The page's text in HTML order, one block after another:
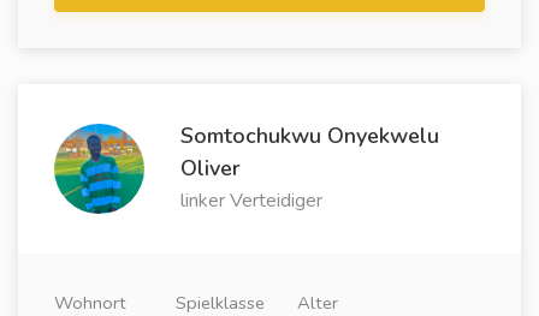
Somtochukwu Onyekwelu
Oliver
linker Verteidiger
Wohnort
Spielklasse
Alter